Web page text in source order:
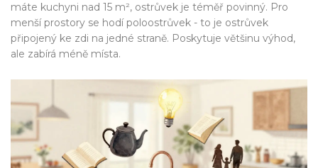
máte kuchyni nad 15 m², ostrůvek je téměř povinný. Pro
menší prostory se hodí poloostrůvek - to je ostrůvek
připojený ke zdi na jedné straně. Poskytuje většinu výhod,
ale zabírá méně místa.